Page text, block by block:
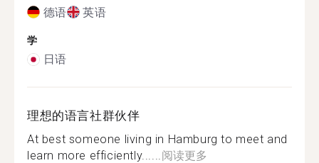
德语 英语
学
日语
理想的语言社群伙伴
At best someone living in Hamburg to meet and
learn more efficiently......阅读更多